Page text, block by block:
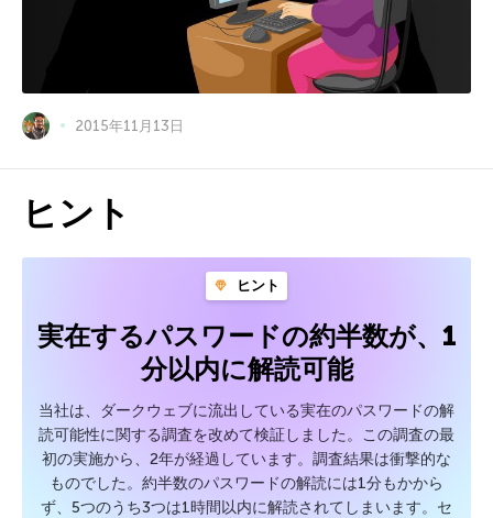
2015年11月13日
ヒント
ヒント
実在するパスワードの約半数が、1
分以内に解読可能
当社は、ダークウェブに流出している実在のパスワードの解
読可能性に関する調査を改めて検証しました。この調査の最
初の実施から、2年が経過しています。調査結果は衝撃的な
ものでした。約半数のパスワードの解読には1分もかから
ず、5つのうち3つは1時間以内に解読されてしまいます。セ